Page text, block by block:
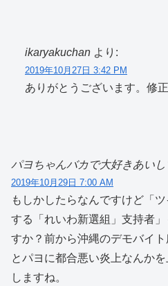
ikaryakuchan より:
2019年10月27日 3:42 PM
ありがとうございます。修
パヨちゃんバカで大好きあいし
2019年10月29日 7:00 AM
もしかしたらなんですけど「
する「れいわ新選組」支持者
すか？前から沖縄のデモバイ
とパヨに都合悪い炎上なんか
しますね。